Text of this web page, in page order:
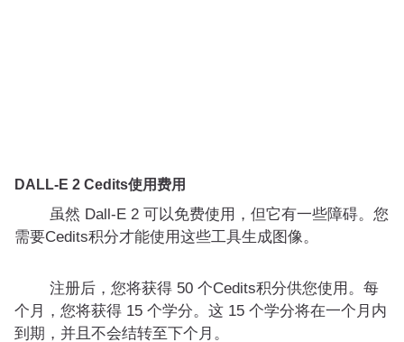
DALL-E 2 Cedits使用费用
虽然 Dall-E 2 可以免费使用，但它有一些障碍。您
需要Cedits积分才能使用这些工具生成图像。
注册后，您将获得 50 个Cedits积分供您使用。每
个月，您将获得 15 个学分。这 15 个学分将在一个月内
到期，并且不会结转至下个月。